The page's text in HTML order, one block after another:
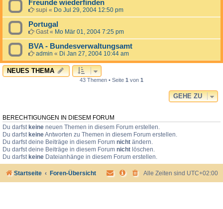
Freunde wiederfinden
supi « Do Jul 29, 2004 12:50 pm
Portugal
Gast« Mo Mär 01, 2004 7:25 pm
BVA - Bundesverwaltungsamt
admin « Di Jan 27, 2004 10:44 am
NEUES THEMA
43 Themen • Seite 1 von 1
GEHE ZU
BERECHTIGUNGEN IN DIESEM FORUM
Du darfst keine neuen Themen in diesem Forum erstellen.
Du darfst keineAntworten zu Themen in diesem Forum erstellen.
Du darfst deine Beiträge in diesem Forum nicht ändern.
Du darfst deine Beiträge in diesem Forum nicht löschen.
Du darfst keine Dateianhänge in diesem Forum erstellen.
Startseite Foren-Übersicht Alle Zeiten sind UTC+02:00